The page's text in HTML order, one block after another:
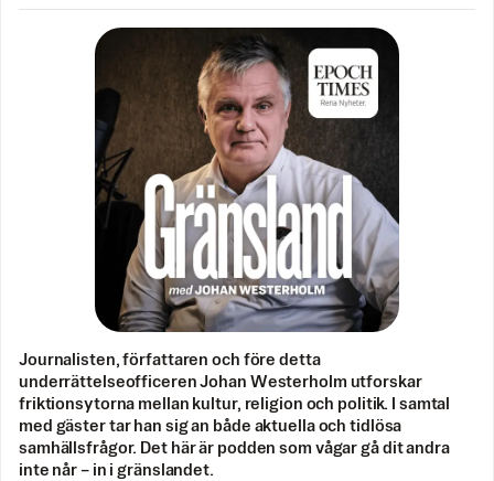
Journalisten, författaren och före detta
underrättelseofficeren Johan Westerholm utforskar
friktionsytorna mellan kultur, religion och politik. I samtal
med gäster tar han sig an både aktuella och tidlösa
samhällsfrågor. Det här är podden som vågar gå dit andra
inte når – in i gränslandet.